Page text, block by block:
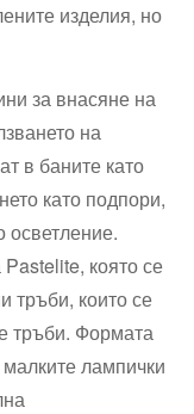
изделия, но
за внасяне на
на
в баните като
като подпори,
осветление.
която се
тръби, които се
тръби. Формата
лампички